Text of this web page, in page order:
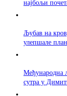
најбољи
Љубав на
улепшале
Међународна
сутра у